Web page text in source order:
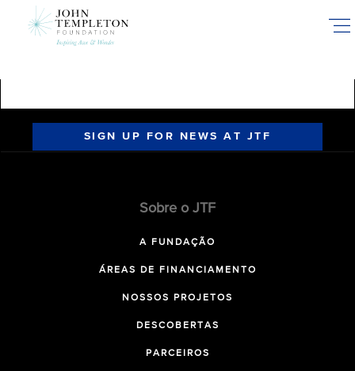
SIGN UP FOR NEWS AT JTF
Sobre o JTF
A FUNDAÇÃO
ÁREAS DE FINANCIAMENTO
NOSSOS PROJETOS
DESCOBERTAS
PARCEIROS